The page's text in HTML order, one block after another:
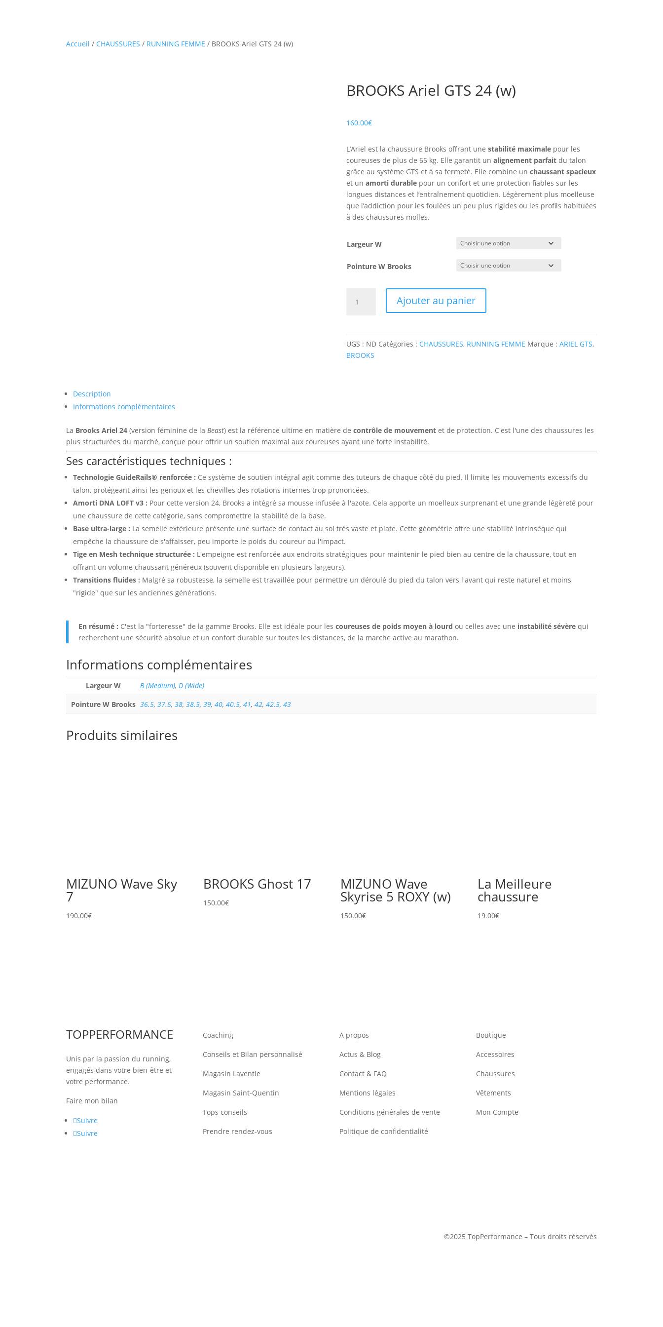
Accueil / CHAUSSURES / RUNNING FEMME / BROOKS Ariel GTS 24 (w)
BROOKS Ariel GTS 24 (w)
160.00€
L’Ariel est la chaussure Brooks offrant une stabilité maximalepour les
coureuses de plus de 65 kg. Elle garantit un alignement parfaitdu talon
grâce au système GTS et à sa fermeté. Elle combine un chaussant spacieux
et un amorti durablepour un confort et une protection fiables sur les
longues distances et l’entraînement quotidien. Légèrement plus moelleuse
que l’addiction pour les foulées un peu plus rigides ou les profils habituées
à des chaussures molles.
Largeur W
Pointure W Brooks
Ajouter au panier
UGS : ND Catégories : CHAUSSURES, RUNNING FEMME Marque : ARIEL GTS,
BROOKS
Description
Informations complémentaires
La Brooks Ariel 24 (version féminine de laBeast) est la référence ultime en matière decontrôle de mouvement et de protection. C'est l'une des chaussures les
plus structurées du marché, conçue pour offrir un soutien maximal aux coureuses ayant une forte instabilité.
Ses caractéristiques techniques :
Technologie GuideRails® renforcée : Ce système de soutien intégral agit comme des tuteurs de chaque côté du pied. Il limite les mouvements excessifs du
talon, protégeant ainsi les genoux et les chevilles des rotations internes trop prononcées.
Amorti DNA LOFT v3 : Pour cette version 24, Brooks a intégré sa mousse infusée à l'azote. Cela apporte un moelleux surprenant et une grande légèreté pour
une chaussure de cette catégorie, sans compromettre la stabilité de la base.
Base ultra-large : La semelle extérieure présente une surface de contact au sol très vaste et plate. Cette géométrie offre une stabilité intrinsèque qui
empêche la chaussure de s'affaisser, peu importe le poids du coureur ou l'impact.
Tige en Mesh technique structurée : L'empeigne est renforcée aux endroits stratégiques pour maintenir le pied bien au centre de la chaussure, tout en
offrant un volume chaussant généreux (souvent disponible en plusieurs largeurs).
Transitions fluides : Malgré sa robustesse, la semelle est travaillée pour permettre un déroulé du pied du talon vers l'avant qui reste naturel et moins
"rigide" que sur les anciennes générations.
En résumé : C'est la "forteresse" de la gamme Brooks. Elle est idéale pour lescoureuses de poids moyen à lourd ou celles avec une instabilité sévère qui
recherchent une sécurité absolue et un confort durable sur toutes les distances, de la marche active au marathon.
Informations complémentaires
Largeur W B (Medium),D (Wide)
Pointure W Brooks 36.5,37.5,38,38.5,39,40,40.5,41,42,42.5,43
Produits similaires
MIZUNO Wave Sky
7
190.00€
BROOKS Ghost 17
150.00€
MIZUNO Wave
Skyrise 5 ROXY (w)
150.00€
La Meilleure
chaussure
19.00€
TOPPERFORMANCE
Unis par la passion du running,
engagés dans votre bien-être et
votre performance.
Faire mon bilan
Suivre
Suivre
Coaching
Conseils et Bilan personnalisé
Magasin Laventie
Magasin Saint-Quentin
Tops conseils
Prendre rendez-vous
A propos
Actus & Blog
Contact & FAQ
Mentions légales
Conditions générales de vente
Politique de confidentialité
Boutique
Accessoires
Chaussures
Vêtements
Mon Compte
©2025 TopPerformance – Tous droits réservés